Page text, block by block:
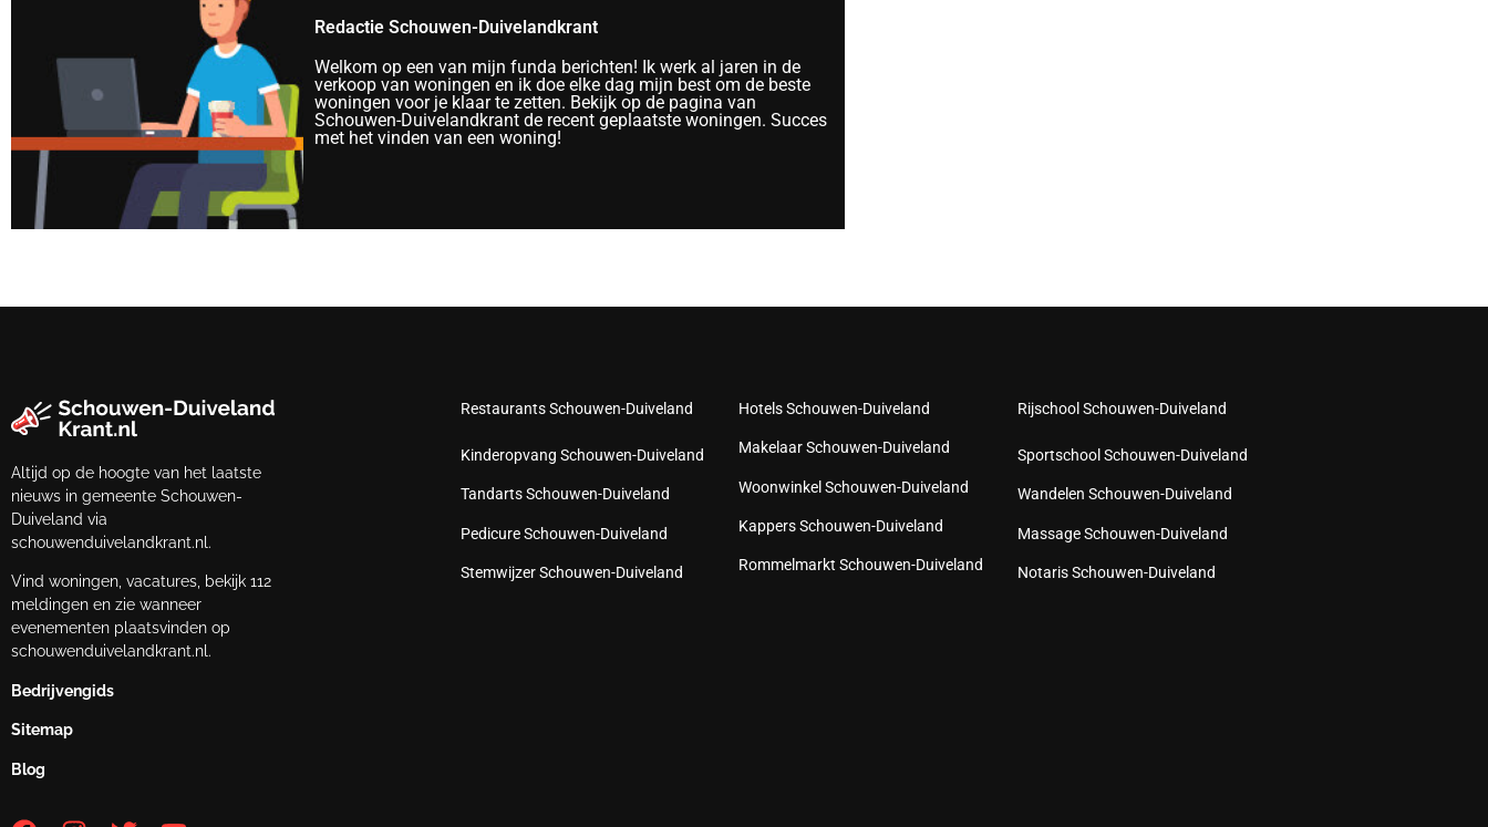
Redactie Schouwen-Duivelandkrant
Welkom op een van mijn funda berichten! Ik werk al jaren in de
verkoop van woningen en ik doe elke dag mijn best om de beste
woningen voor je klaar te zetten. Bekijk op de pagina van
Schouwen-Duivelandkrant de recent geplaatste woningen. Succes
met het vinden van een woning!
Altijd op de hoogte van het laatste
nieuws in gemeente Schouwen-
Duiveland via
schouwenduivelandkrant.nl.
Vind woningen, vacatures, bekijk 112
meldingen en zie wanneer
evenementen plaatsvinden op
schouwenduivelandkrant.nl.
Bedrijvengids
Sitemap
Blog
Restaurants Schouwen-Duiveland
Kinderopvang Schouwen-Duiveland
Tandarts Schouwen-Duiveland
Pedicure Schouwen-Duiveland
Stemwijzer Schouwen-Duiveland
Hotels Schouwen-Duiveland
Makelaar Schouwen-Duiveland
Woonwinkel Schouwen-Duiveland
Kappers Schouwen-Duiveland
Rommelmarkt Schouwen-Duiveland
Rijschool Schouwen-Duiveland
Sportschool Schouwen-Duiveland
Wandelen Schouwen-Duiveland
Massage Schouwen-Duiveland
Notaris Schouwen-Duiveland